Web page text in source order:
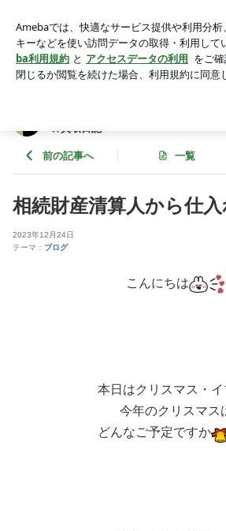
ーの 訳あり不動産★買取日記
アプリをダウンロードして ブログの更新通知
ょう。
★買取日記
前の記事へ 一覧
相続財産清算人から仕入
2023年12月24日
テーマ： ブログ
こんにちは
本日はクリスマス・イ
今年のクリスマス
どんなご予定ですか